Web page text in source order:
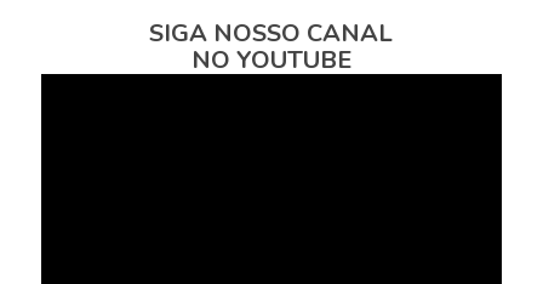
SIGA NOSSO CANAL
NO YOUTUBE